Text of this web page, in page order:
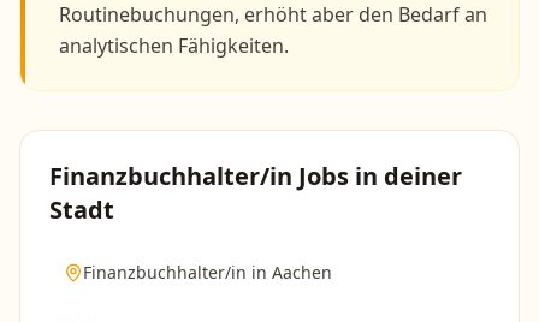
Routinebuchungen, erhöht aber den Bedarf an
analytischen Fähigkeiten.
Finanzbuchhalter/in Jobs in deiner
Stadt
Finanzbuchhalter/in in Aachen